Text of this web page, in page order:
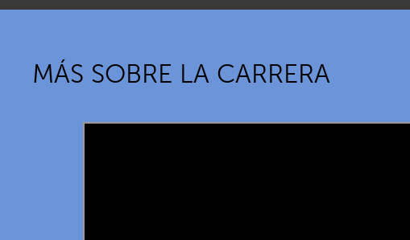
MÁS SOBRE LA CARRERA